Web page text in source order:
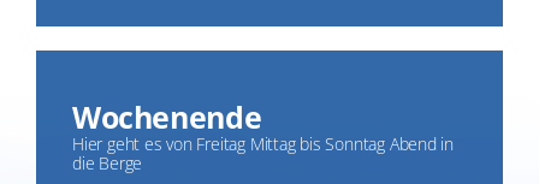
Wochenende
Hier geht es von Freitag Mittag bis Sonntag Abend in
die Berge